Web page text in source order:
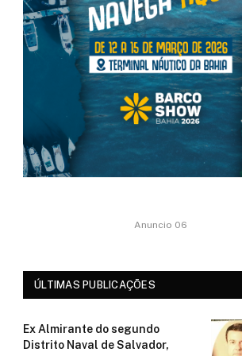
Anuncio 06
ÚLTIMAS PUBLICAÇÕES
Ex Almirante do segundo
Distrito Naval de Salvador,